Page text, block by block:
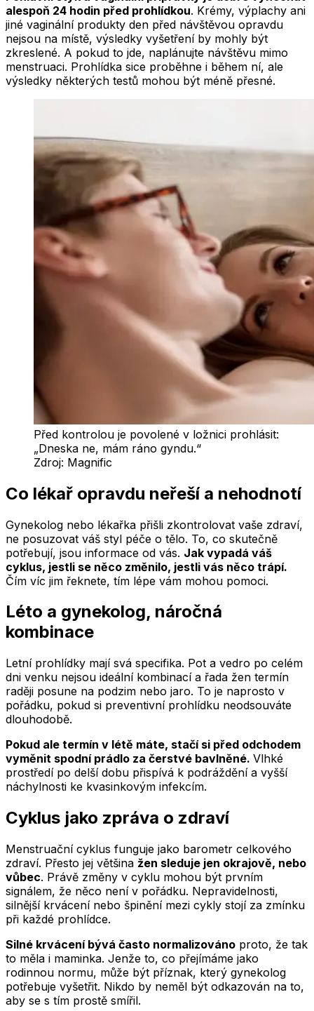
alespoň 24 hodin před prohlídkou. Krémy, výplachy ani
jiné vaginální produkty den před návštěvou opravdu
nejsou na místě, výsledky vyšetření by mohly být
zkreslené. A pokud to jde, naplánujte návštěvu mimo
menstruaci. Prohlídka sice proběhne i během ní, ale
výsledky některých testů mohou být méně přesné.
Před kontrolou je povolené v ložnici prohlásit:
„Dneska ne, mám ráno gyndu.“
Zdroj: Magnific
Co lékař opravdu neřeší a nehodnotí
Gynekolog nebo lékařka přišli zkontrolovat vaše zdraví,
ne posuzovat váš styl péče o tělo. To, co skutečně
potřebují, jsou informace od vás. Jak vypadá váš
cyklus, jestli se něco změnilo, jestli vás něco trápí.
Čím víc jim řeknete, tím lépe vám mohou pomoci.
Léto a gynekolog, náročná
kombinace
Letní prohlídky mají svá specifika. Pot a vedro po celém
dni venku nejsou ideální kombinací a řada žen termín
raději posune na podzim nebo jaro. To je naprosto v
pořádku, pokud si preventivní prohlídku neodsouváte
dlouhodobě.
Pokud ale termín v létě máte, stačí si před odchodem
vyměnit spodní prádlo za čerstvé bavlněné. Vlhké
prostředí po delší dobu přispívá k podráždění a vyšší
náchylnosti ke kvasinkovým infekcím.
Cyklus jako zpráva o zdraví
Menstruační cyklus funguje jako barometr celkového
zdraví. Přesto jej většina žen sleduje jen okrajově, nebo
vůbec. Právě změny v cyklu mohou být prvním
signálem, že něco není v pořádku. Nepravidelnosti,
silnější krvácení nebo špinění mezi cykly stojí za zmínku
při každé prohlídce.
Silné krvácení bývá často normalizováno proto, že tak
to měla i maminka. Jenže to, co přejímáme jako
rodinnou normu, může být příznak, který gynekolog
potřebuje vyšetřit. Nikdo by neměl být odkazován na to,
aby se s tím prostě smířil.